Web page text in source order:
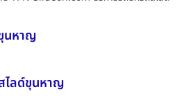
นหาญ
ไลด์ขุนหาญ